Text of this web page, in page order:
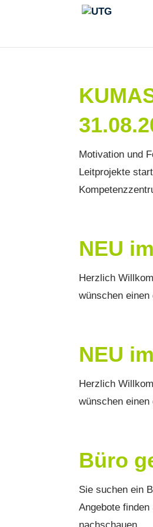
Motivation und
Leitprojekte
NEU
Herzlich
wünschen
NEU
Herzlich
wünschen
Büro
Sie suchen ein
Angebote